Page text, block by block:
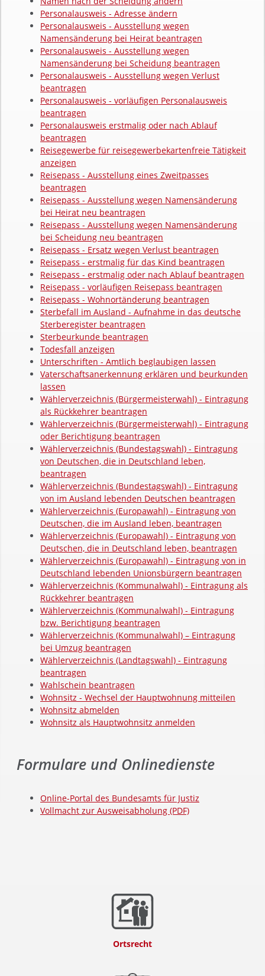
Personalausweis - Adresse ändern
Personalausweis - Ausstellung wegen
Namensänderung bei Heirat beantragen
Personalausweis - Ausstellung wegen
Namensänderung bei Scheidung beantragen
Personalausweis - Ausstellung wegen Verlust
beantragen
Personalausweis - vorläufigen Personalausweis
beantragen
Personalausweis erstmalig oder nach Ablauf
beantragen
Reisegewerbe für reisegewerbekartenfreie Tätigkeit
anzeigen
Reisepass - Ausstellung eines Zweitpasses
beantragen
Reisepass - Ausstellung wegen Namensänderung
bei Heirat neu beantragen
Reisepass - Ausstellung wegen Namensänderung
bei Scheidung neu beantragen
Reisepass - Ersatz wegen Verlust beantragen
Reisepass - erstmalig für das Kind beantragen
Reisepass - erstmalig oder nach Ablauf beantragen
Reisepass - vorläufigen Reisepass beantragen
Reisepass - Wohnortänderung beantragen
Sterbefall im Ausland - Aufnahme in das deutsche
Sterberegister beantragen
Sterbeurkunde beantragen
Todesfall anzeigen
Unterschriften - Amtlich beglaubigen lassen
Vaterschaftsanerkennung erklären und beurkunden
lassen
Wählerverzeichnis (Bürgermeisterwahl) - Eintragung
als Rückkehrer beantragen
Wählerverzeichnis (Bürgermeisterwahl) - Eintragung
oder Berichtigung beantragen
Wählerverzeichnis (Bundestagswahl) - Eintragung
von Deutschen, die in Deutschland leben,
beantragen
Wählerverzeichnis (Bundestagswahl) - Eintragung
von im Ausland lebenden Deutschen beantragen
Wählerverzeichnis (Europawahl) - Eintragung von
Deutschen, die im Ausland leben, beantragen
Wählerverzeichnis (Europawahl) - Eintragung von
Deutschen, die in Deutschland leben, beantragen
Wählerverzeichnis (Europawahl) - Eintragung von in
Deutschland lebenden Unionsbürgern beantragen
Wählerverzeichnis (Kommunalwahl) - Eintragung als
Rückkehrer beantragen
Wählerverzeichnis (Kommunalwahl) - Eintragung
bzw. Berichtigung beantragen
Wählerverzeichnis (Kommunalwahl) – Eintragung
bei Umzug beantragen
Wählerverzeichnis (Landtagswahl) - Eintragung
beantragen
Wahlschein beantragen
Wohnsitz - Wechsel der Hauptwohnung mitteilen
Wohnsitz abmelden
Wohnsitz als Hauptwohnsitz anmelden
Formulare und Onlinedienste
Online-Portal des Bundesamts für Justiz
Vollmacht zur Ausweisabholung (PDF)
Ortsrecht